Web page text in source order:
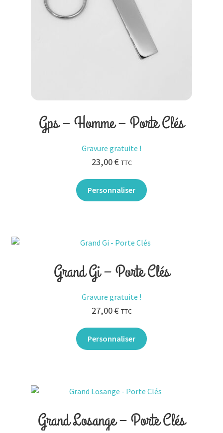
Gps – Homme – Porte Clés
Gravure gratuite !
23,00€ TTC
Personnaliser
Grand Gi – Porte Clés
Gravure gratuite !
27,00€ TTC
Personnaliser
Grand Losange – Porte Clés